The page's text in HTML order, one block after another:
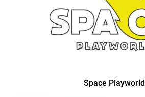
Space Playworld